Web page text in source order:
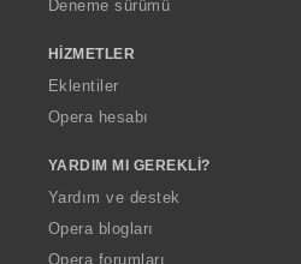
Deneme sürümü
HIZMETLER
Eklentiler
Opera hesabı
YARDIM MI GEREKLI?
Yardım ve destek
Opera blogları
Opera forumları